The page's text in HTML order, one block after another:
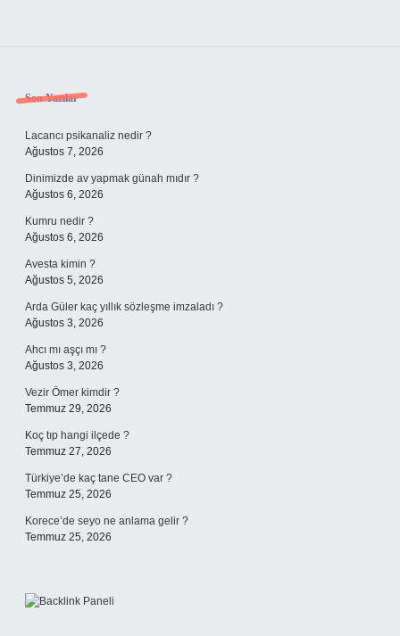
Sidebar
Son Yazılar
Lacancı psikanaliz nedir ?
Ağustos 7, 2026
Dinimizde av yapmak günah mıdır ?
Ağustos 6, 2026
Kumru nedir ?
Ağustos 6, 2026
Avesta kimin ?
Ağustos 5, 2026
Arda Güler kaç yıllık sözleşme imzaladı ?
Ağustos 3, 2026
Ahcı mı aşçı mı ?
Ağustos 3, 2026
Vezir Ömer kimdir ?
Temmuz 29, 2026
Koç tıp hangi ilçede ?
Temmuz 27, 2026
Türkiye’de kaç tane CEO var ?
Temmuz 25, 2026
Korece’de seyo ne anlama gelir ?
Temmuz 25, 2026